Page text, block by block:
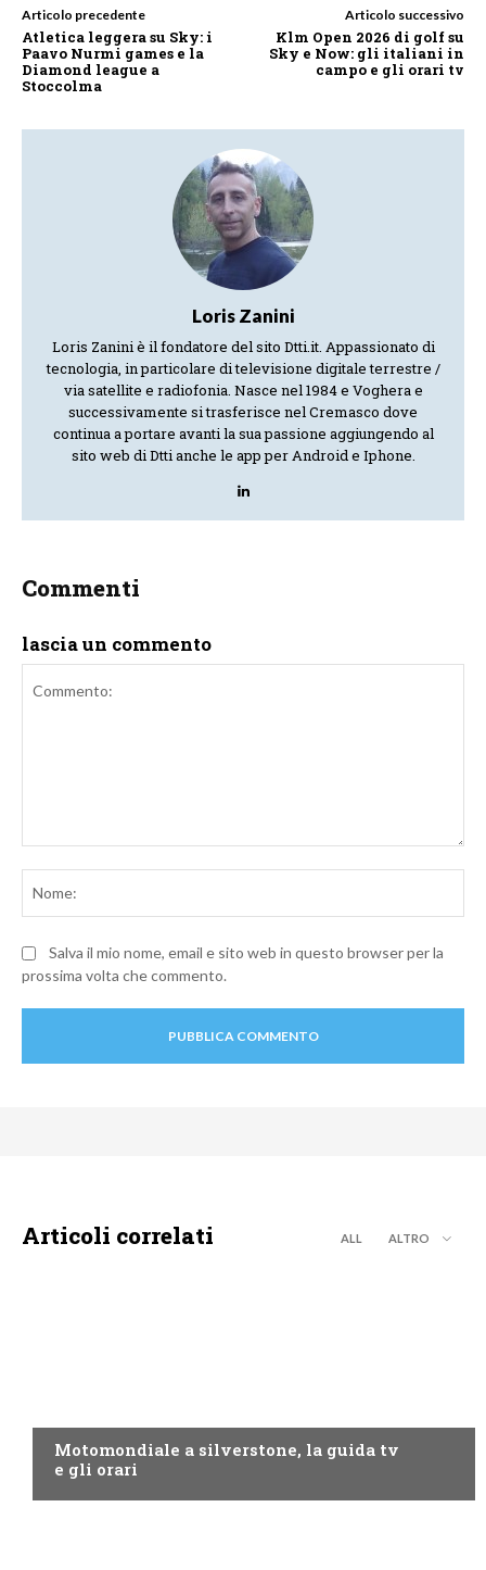
Articolo precedente
Atletica leggera su Sky: i
Paavo Nurmi games e la
Diamond league a
Stoccolma
Articolo successivo
Klm Open 2026 di golf su
Sky e Now: gli italiani in
campo e gli orari tv
Loris Zanini
Loris Zanini è il fondatore del sito Dtti.it. Appassionato di
tecnologia, in particolare di televisione digitale terrestre /
via satellite e radiofonia. Nasce nel 1984 e Voghera e
successivamente si trasferisce nel Cremasco dove
continua a portare avanti la sua passione aggiungendo al
sito web di Dtti anche le app per Android e Iphone.
Commenti
lascia un commento
Salva il mio nome, email e sito web in questo browser per la
prossima volta che commento.
Articoli correlati ALL ALTRO
Motomondiale a silverstone, la guida tv
e gli orari